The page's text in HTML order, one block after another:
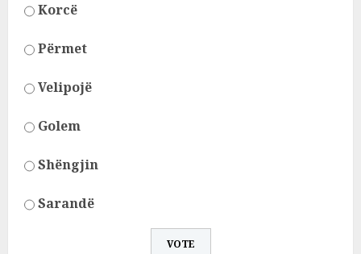
Korcë
Përmet
Velipojë
Golem
Shëngjin
Sarandë